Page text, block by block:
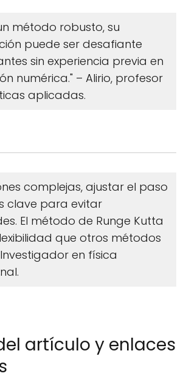
método robusto, su
puede ser desafiante
sin experiencia previa en
numérica." – Alirio, profesor
aplicadas.
complejas, ajustar el paso
clave para evitar
El método de Runge Kutta
que otros métodos
en física
artículo y enlaces